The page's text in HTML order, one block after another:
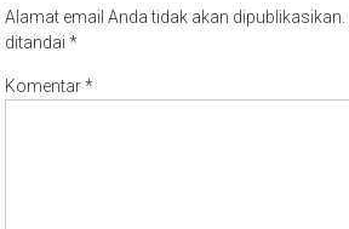
Alamat email Anda tidak akan dipublikasikan.
ditandai*
Komentar*